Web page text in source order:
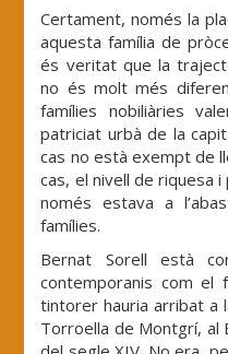
Certament, només la
aquesta família de
és veritat que la
no és molt més
famílies nobiliàries
patriciat urbà de la
cas no està exempt de
cas, el nivell de riquesa
només estava a
famílies.
Bernat Sorell està
contemporanis com el
tintorer hauria arribat a
Torroella de Montgrí, al